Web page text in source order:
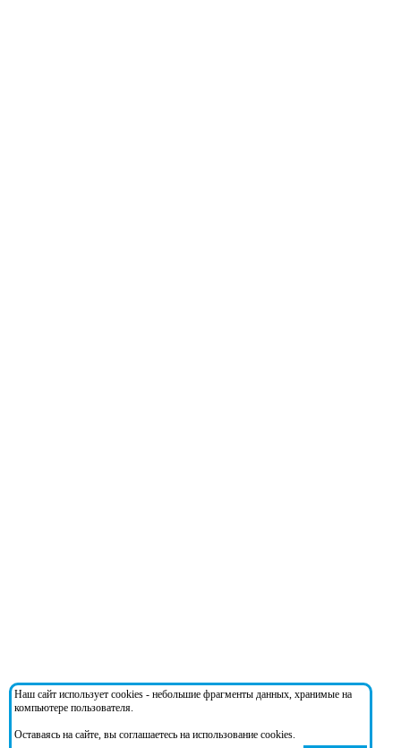
Наш сайт использует cookies - небольшие фрагменты данных, хранимые на
компьютере пользователя.
Оставаясь на сайте, вы соглашаетесь на использование cookies.